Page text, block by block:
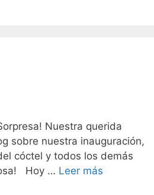
Nuestra querida
sobre nuestra inauguración,
cóctel y todos los demás
Hoy … Leer más